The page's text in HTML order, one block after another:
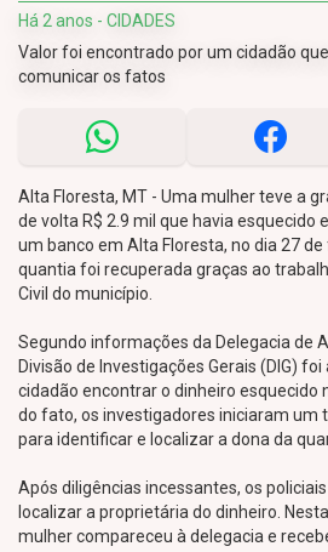
Há 2 anos - CIDADES
Valor foi encontrado por um cidadão
comunicar os fatos
Alta Floresta, MT - Uma mulher teve a
de volta R$ 2.9 mil que havia esquecido
um banco em Alta Floresta, no dia 27
quantia foi recuperada graças ao
Civil do município.
Segundo informações da Delegacia de
Divisão de Investigações Gerais (DIG)
cidadão encontrar o dinheiro esquecido
do fato, os investigadores iniciaram um
para identificar e localizar a dona da
Após diligências incessantes, os
localizar a proprietária do dinheiro.
mulher compareceu à delegacia e